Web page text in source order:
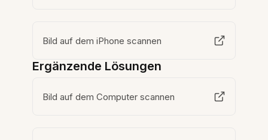
Bild auf dem iPhone scannen
Ergänzende Lösungen
Bild auf dem Computer scannen